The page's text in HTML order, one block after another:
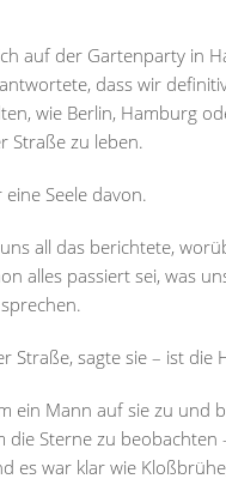
auf der Gartenparty in
dass wir
wie Berlin, Hamburg
Straße zu leben.
Seele davon.
all das berichtete,
alles passiert sei, was
Straße, sagte sie – ist
ein Mann auf sie zu und
die Sterne zu
es war klar wie